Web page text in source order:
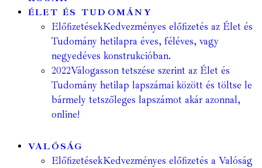
ÉLET ÉS TUDOMÁNY
ElőfizetésekKedvezményes előfizetés az Élet és
Tudomány hetilapra éves, féléves, vagy
negyedéves konstrukcióban.
2022Válogasson tetszése szerint az Élet és
Tudomány hetilap lapszámai között és töltse le
bármely tetszőleges lapszámot akár azonnal,
online!
VALÓSÁG
ElőfizetésekKedvezményes előfizetés a Valóság